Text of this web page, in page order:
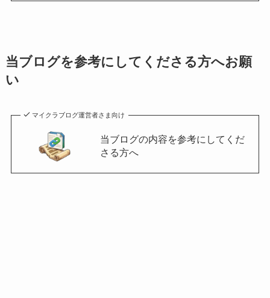
当ブログを参考にしてくださる方へお願
い
マイクラブログ運営者さま向け
当ブログの内容を参考にしてくだ
さる方へ